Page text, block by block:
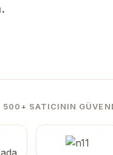
500+ SATICININ